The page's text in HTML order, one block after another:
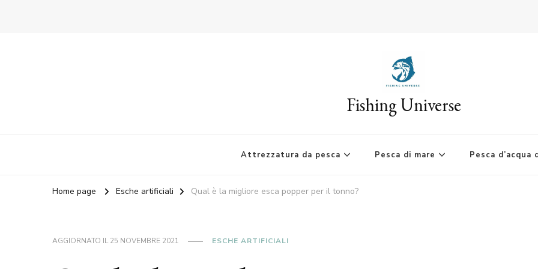
Fishing Universe
Attrezzatura da pesca Pesca di mare Pesca d’acqua
Home page Esche artificiali Qual è la migliore esca popper per il tonno?
AGGIORNATO IL25 NOVEMBRE 2021 ESCHE ARTIFICIALI